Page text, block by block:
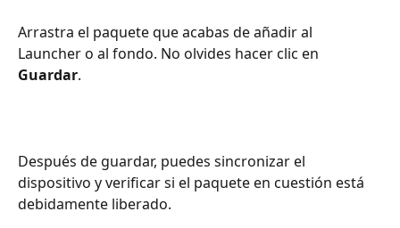
Arrastra el paquete que acabas de añadir al
Launcher o al fondo. No olvides hacer clic en
Guardar.
Después de guardar, puedes sincronizar el
dispositivo y verificar si el paquete en cuestión está
debidamente liberado.